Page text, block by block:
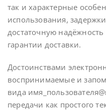
так и характерные
использования,
достаточную
гарантии доставки.
Достоинствами
воспринимаемые и
вида
передачи как простого